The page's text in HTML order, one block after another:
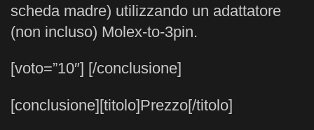
scheda madre) utilizzando un adattatore
(non incluso) Molex-to-3pin.
[voto=”10″] [/conclusione]
[conclusione][titolo]Prezzo[/titolo]